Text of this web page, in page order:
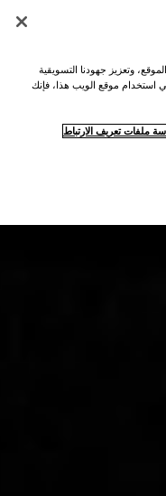
وتعزيز جهودنا التسويقية
استخدام موقع الويب هذا، فإنك
ملفات تعريف الارتباط